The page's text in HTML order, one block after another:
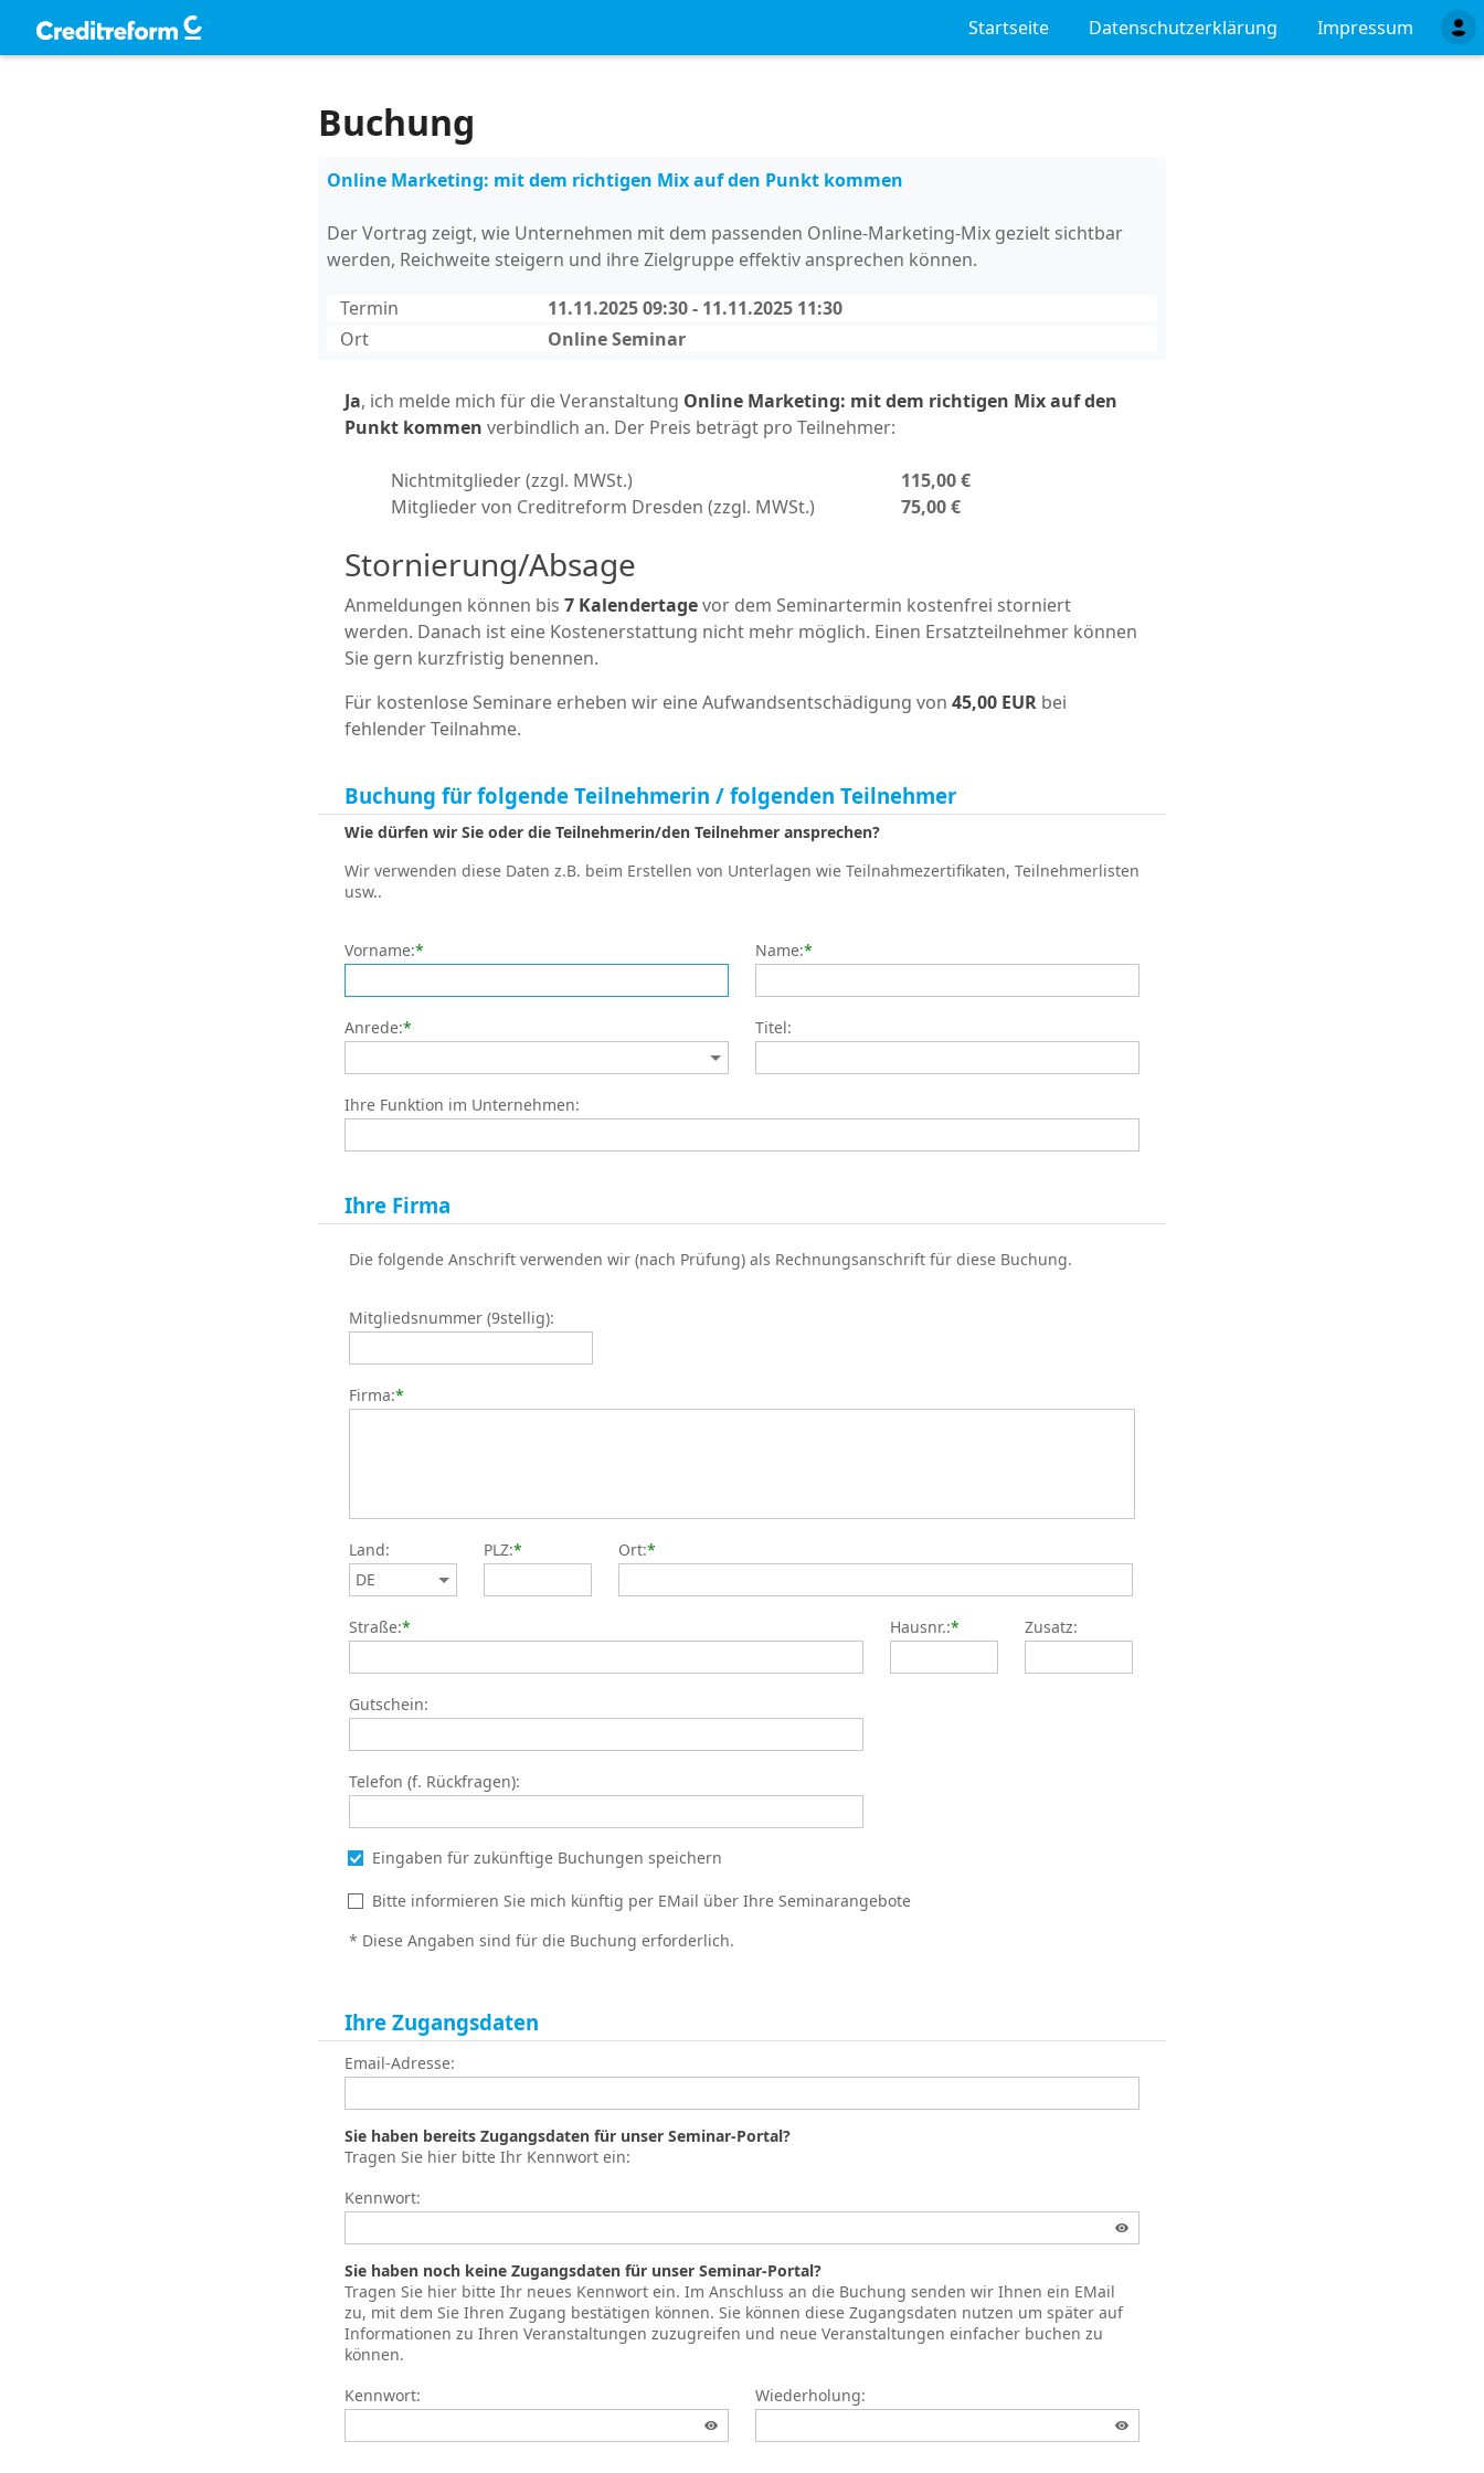
Startseite Datenschutzerklärung Impressum
Buchung
Online Marketing: mit dem richtigen Mix auf den Punkt kommen
Der Vortrag zeigt, wie Unternehmen mit dem passenden Online-Marketing-Mix gezielt sichtbar
werden, Reichweite steigern und ihre Zielgruppe effektiv ansprechen können.
Termin
11.11.2025 09:30 - 11.11.2025 11:30
Ort
Online Seminar
Ja, ich melde mich für die Veranstaltung Online Marketing: mit dem richtigen Mix auf den
Punkt kommen verbindlich an. Der Preis beträgt pro Teilnehmer:
Nichtmitglieder (zzgl. MWSt.)
115,00 €
Mitglieder von Creditreform Dresden (zzgl. MWSt.)
75,00 €
Stornierung/Absage
Anmeldungen können bis 7 Kalendertagevor dem Seminartermin kostenfrei storniert
werden. Danach ist eine Kostenerstattung nicht mehr möglich. Einen Ersatzteilnehmer können
Sie gern kurzfristig benennen.
Für kostenlose Seminare erheben wir eine Aufwandsentschädigung von 45,00 EUR bei
fehlender Teilnahme.
Buchung für folgende Teilnehmerin / folgenden Teilnehmer
Wie dürfen wir Sie oder die Teilnehmerin/den Teilnehmer ansprechen?
Wir verwenden diese Daten z.B. beim Erstellen von Unterlagen wie Teilnahmezertifikaten, Teilnehmerlisten
usw..
Vorname:* Name:*
Anrede:* Titel:
Ihre Funktion im Unternehmen:
Ihre Firma
Die folgende Anschrift verwenden wir (nach Prüfung) als Rechnungsanschrift für diese Buchung.
Mitgliedsnummer (9stellig):
Firma:*
Land: PLZ:* Ort:*
Straße:* Hausnr.:* Zusatz:
Gutschein:
Telefon (f. Rückfragen):
Eingaben für zukünftige Buchungen speichern
Bitte informieren Sie mich künftig per EMail über Ihre Seminarangebote
* Diese Angaben sind für die Buchung erforderlich.
Ihre Zugangsdaten
Email-Adresse:
Sie haben bereits Zugangsdaten für unser Seminar-Portal?
Tragen Sie hier bitte Ihr Kennwort ein:
Kennwort:
Sie haben noch keine Zugangsdaten für unser Seminar-Portal?
Tragen Sie hier bitte Ihr neues Kennwort ein. Im Anschluss an die Buchung senden wir Ihnen ein EMail
zu, mit dem Sie Ihren Zugang bestätigen können. Sie können diese Zugangsdaten nutzen um später auf
Informationen zu Ihren Veranstaltungen zuzugreifen und neue Veranstaltungen einfacher buchen zu
können.
Kennwort:
Wiederholung: